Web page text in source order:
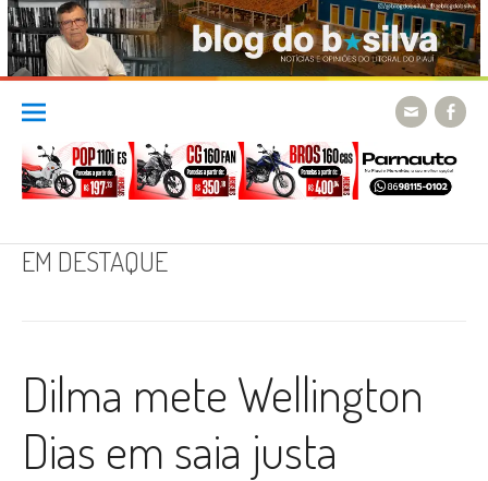
Skip
content
EM DESTAQUE
Dilma mete Wellington
Dias em saia justa